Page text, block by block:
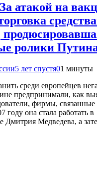
атакой на
ролики
5 лет спустя01 минуты
среди европейцев
предпринимали, как
фирмы,
году она стала работать в
Дмитрия Медведева, а